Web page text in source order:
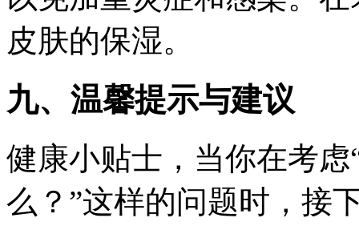
皮肤的保湿。
九、温馨提示与建议
健康小贴士，当你在考
么？”这样的问题时，接